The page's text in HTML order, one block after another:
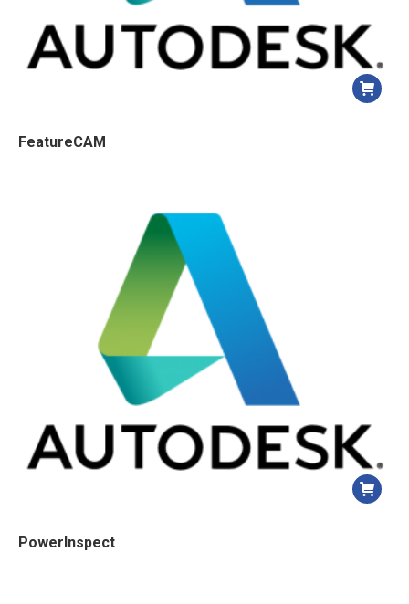
FeatureCAM
PowerInspect